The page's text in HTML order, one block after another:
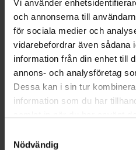
Vi använder
och annonserna till
för sociala medier och
vidarebefordrar även sådana
information från din enhet till
annons- och analysföretag
Dessa kan i sin tur
information som du har
Nödvändig
Saatat myös tarvita